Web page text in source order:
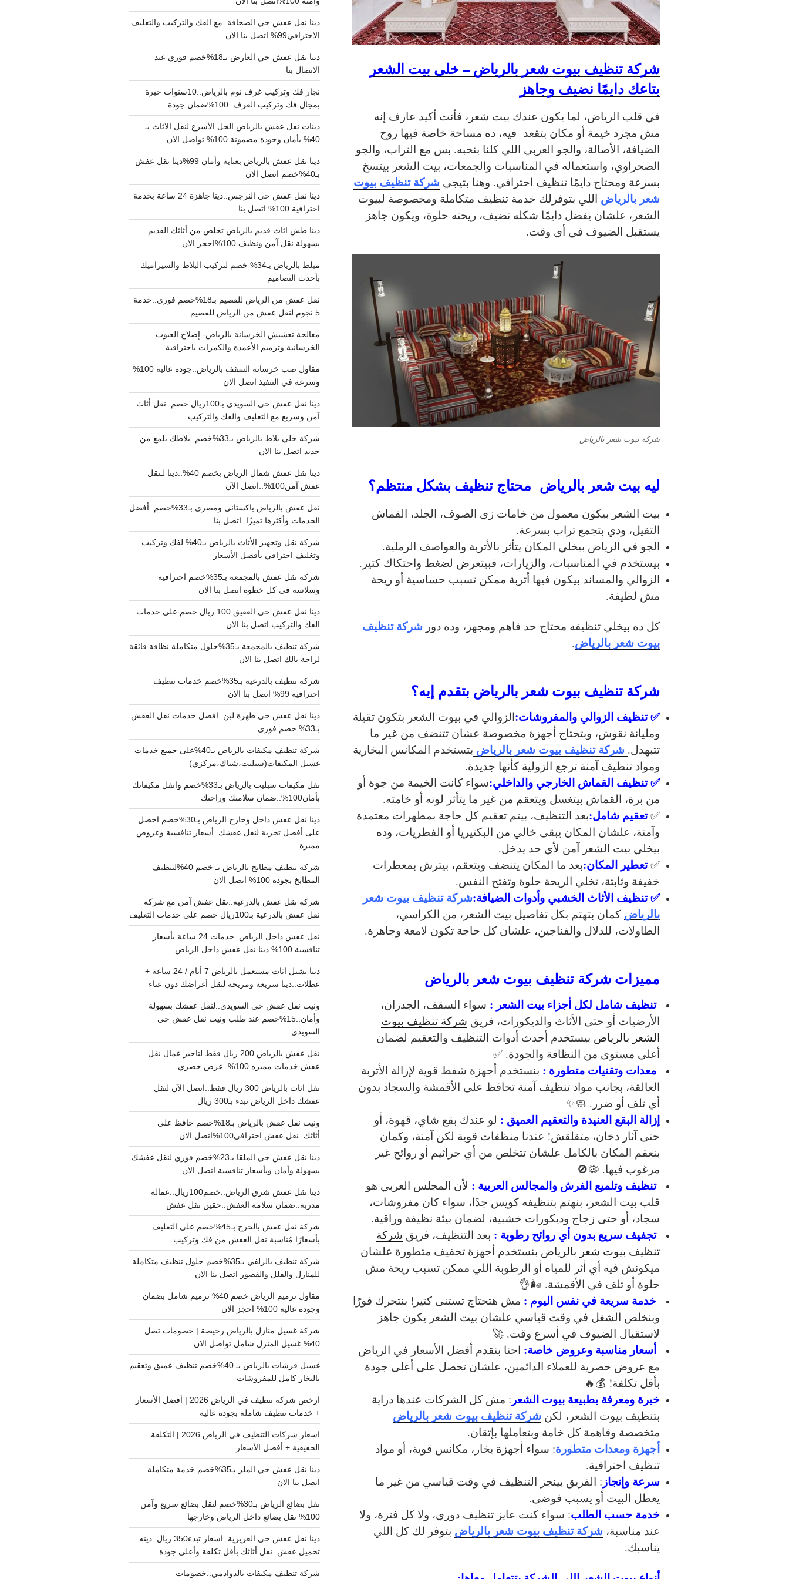
شركة تنظيف بيوت شعر بالرياض – خلى بيت الشعر
بتاعك دايمًا نضيف وجاهز
في قلب الرياض، لما يكون عندك بيت شعر، فأنت أكيد عارف إنه
مش مجرد خيمة أو مكان بتقعد فيه، ده مساحة خاصة فيها روح
الضيافة، الأصالة، والجو العربي اللي كلنا بنحبه. بس مع التراب، والجو
الصحراوي، واستعماله في المناسبات والجمعات، بيت الشعر بيتسخ
بسرعة ومحتاج دايمًا تنظيف احترافي. وهنا بتيجي شركة تنظيف بيوت
شعر بالرياض اللي بتوفرلك خدمة تنظيف متكاملة ومخصوصة لبيوت
الشعر، علشان يفضل دايمًا شكله نضيف، ريحته حلوة، ويكون جاهز
يستقبل الضيوف في أي وقت.
شركة بيوت شعر بالرياض
ليه بيت شعر بالرياض محتاج تنظيف بشكل منتظم؟
بيت الشعر بيكون معمول من خامات زي الصوف، الجلد، القماش
التقيل، ودي بتجمع تراب بسرعة.
الجو في الرياض بيخلي المكان يتأثر بالأتربة والعواصف الرملية.
بيستخدم في المناسبات، والزيارات، فبيتعرض لضغط واحتكاك كتير.
الزوالي والمساند بيكون فيها أتربة ممكن تسبب حساسية أو ريحة
مش لطيفة.
كل ده بيخلي تنظيفه محتاج حد فاهم ومجهز، وده دور شركة تنظيف
بيوت شعر بالرياض.
شركة تنظيف بيوت شعر بالرياض بتقدم إيه؟
✅ تنظيف الزوالي والمفروشات:الزوالي في بيوت الشعر بتكون تقيلة
ومليانة نقوش، وبتحتاج أجهزة مخصوصة عشان تتنضف من غير ما
تتبهدل. شركة تنظيف بيوت شعر بالرياض بتستخدم المكانس البخارية
ومواد تنظيف آمنة ترجع الزولية كأنها جديدة.
✅ تنظيف القماش الخارجي والداخلي:سواء كانت الخيمة من جوة أو
من برة، القماش بيتغسل ويتعقم من غير ما يتأثر لونه أو خامته.
✅تعقيم شامل:بعد التنظيف، بيتم تعقيم كل حاجة بمطهرات معتمدة
وآمنة، علشان المكان يبقى خالي من البكتيريا أو الفطريات، وده
بيخلي بيت الشعر آمن لأي حد يدخل.
✅تعطير المكان:بعد ما المكان يتنضف ويتعقم، بيترش بمعطرات
خفيفة وثابتة، تخلي الريحة حلوة وتفتح النفس.
✅ تنظيف الأثاث الخشبي وأدوات الضيافة:شركة تنظيف بيوت شعر
بالرياض كمان بتهتم بكل تفاصيل بيت الشعر، من الكراسي،
الطاولات، للدلال والفناجين، علشان كل حاجة تكون لامعة وجاهزة.
مميزات شركة تنظيف بيوت شعر بالرياض
تنظيف شامل لكل أجزاء بيت الشعر : سواء السقف، الجدران،
الأرضيات أو حتى الأثاث والديكورات، فريق شركة تنظيف بيوت
الشعر بالرياض بيستخدم أحدث أدوات التنظيف والتعقيم لضمان
أعلى مستوى من النظافة والجودة. ✅
معدات وتقنيات متطورة : بنستخدم أجهزة شفط قوية لإزالة الأتربة
العالقة، بجانب مواد تنظيف آمنة تحافظ على الأقمشة والسجاد بدون
أي تلف أو ضرر. 🧼✨
إزالة البقع العنيدة والتعقيم العميق : لو عندك بقع شاي، قهوة، أو
حتى آثار دخان، متقلقش! عندنا منظفات قوية لكن آمنة، وكمان
بنعقم المكان بالكامل علشان تتخلص من أي جراثيم أو روائح غير
مرغوب فيها. 🦠🚫
تنظيف وتلميع الفرش والمجالس العربية : لأن المجلس العربي هو
قلب بيت الشعر، بنهتم بتنظيفه كويس جدًا، سواء كان مفروشات،
سجاد، أو حتى زجاج وديكورات خشبية، لضمان بيئة نظيفة وراقية.
تجفيف سريع بدون أي روائح رطوبة : بعد التنظيف، فريق شركة
تنظيف بيوت شعر بالرياض بنستخدم أجهزة تجفيف متطورة علشان
ميكونش فيه أي أثر للمياه أو الرطوبة اللي ممكن تسبب ريحة مش
حلوة أو تلف في الأقمشة. 🌬️👌
خدمة سريعة في نفس اليوم : مش هتحتاج تستنى كتير! بنتحرك فورًا
وبنخلص الشغل في وقت قياسي علشان بيت الشعر يكون جاهز
لاستقبال الضيوف في أسرع وقت. 🚀
أسعار مناسبة وعروض خاصة: احنا بنقدم أفضل الأسعار في الرياض
مع عروض حصرية للعملاء الدائمين، علشان تحصل على أعلى جودة
بأقل تكلفة! 💰🔥
خبرة ومعرفة بطبيعة بيوت الشعر : مش كل الشركات عندها دراية
بتنظيف بيوت الشعر، لكن شركة تنظيف بيوت شعر بالرياض
متخصصة وفاهمة كل خامة وبتعاملها بإتقان.
أجهزة ومعدات متطورة: سواء أجهزة بخار، مكانس قوية، أو مواد
تنظيف احترافية.
سرعة وإنجاز : الفريق بينجز التنظيف في وقت قياسي من غير ما
يعطل البيت أو يسبب فوضى.
خدمة حسب الطلب: سواء كنت عايز تنظيف دوري، ولا كل فترة، ولا
عند مناسبة، شركة تنظيف بيوت شعر بالرياض بتوفر لك كل اللي
يناسبك.
دينا نقل عفش حي الصحافة..مع الفك والتركيب والتغليف
الاحترافي99% اتصل بنا الان
دينا نقل عفش حي العارض بـ18%خصم فوري عند
الاتصال بنا
نجار فك وتركيب غرف نوم بالرياض..10سنوات خبرة
بمجال فك وتركيب الغرف..100%ضمان جودة
دينات نقل عفش بالرياض الحل الأسرع لنقل الاثاث بـ
40% بأمان وجودة مضمونة 100% تواصل الان
دينا نقل عفش بالرياض بعناية وأمان 99%دينا نقل عفش
بـ40%خصم اتصل الان
دينا نقل عفش حي النرجس..دينا جاهزة 24 ساعة بخدمة
احترافية 100% اتصل بنا
دينا طش اثاث قديم بالرياض تخلص من أثاثك القديم
بسهولة نقل آمن ونظيف 100%احجز الان
مبلط بالرياض بـ34% خصم لتركيب البلاط والسيراميك
بأحدث التصاميم
نقل عفش من الرياض للقصيم بـ18%خصم فوري..خدمة
5 نجوم لنقل عفش من الرياض للقصيم
معالجة تعشيش الخرسانة بالرياض- إصلاح العيوب
الخرسانية وترميم الأعمدة والكمرات باحترافية
مقاول صب خرسانة السقف بالرياض..جودة عالية 100%
وسرعة في التنفيذ اتصل الان
دينا نقل عفش حي السويدي بـ100ريال خصم..نقل أثاث
آمن وسريع مع التغليف والفك والتركيب
شركة جلي بلاط بالرياض بـ33%خصم..بلاطك يلمع من
جديد اتصل بنا الان
دينا نقل عفش شمال الرياض بخصم 40%..دينا لـنقل
عفش آمن100%..اتصل الآن
نقل عفش بالرياض باكستاني ومصري بـ33%خصم..أفضل
الخدمات وأكثرها تميزًا..اتصل بنا
شركة نقل وتجهيز الأثاث بالرياض بـ40% لفك وتركيب
وتغليف احترافي بأفضل الأسعار
شركة نقل عفش بالمجمعة بـ35%خصم احترافية
وسلاسة في كل خطوة اتصل بنا الان
دينا نقل عفش حي العقيق 100 ريال خصم على خدمات
الفك والتركيب اتصل بنا الان
شركة تنظيف بالمجمعة بـ35%حلول متكاملة نظافة فائقة
لراحة بالك اتصل بنا الان
شركة تنظيف بالدرعيه بـ35%خصم خدمات تنظيف
احترافية 99% اتصل بنا الان
دينا نقل عفش حي ظهرة لبن..افضل خدمات نقل العفش
بـ33% خصم فوري
شركة تنظيف مكيفات بالرياض بـ40%على جميع خدمات
غسيل المكيفات(سبليت،شباك،مركزي)
نقل مكيفات سبليت بالرياض بـ33%خصم وانقل مكيفاتك
بأمان100%..ضمان سلامتك وراحتك
دينا نقل عفش داخل وخارج الرياض بـ30%خصم احصل
على أفضل تجربة لنقل عفشك..أسعار تنافسية وعروض
مميزة
شركة تنظيف مطابخ بالرياض بـ خصم 40%لتنظيف
المطابخ بجودة 100% اتصل الان
شركة نقل عفش بالدرعية..نقل عفش آمن مع شركة
نقل عفش بالدرعية بـ100ريال خصم على خدمات التغليف
نقل عفش داخل الرياض..خدمات 24 ساعة بأسعار
تنافسية 100% دينا نقل عفش داخل الرياض
دينا تشيل اثاث مستعمل بالرياض 7 أيام / 24 ساعة +
عطلات..دينا سريعة ومريحة لنقل أغراضك دون عناء
ونيت نقل عفش حي السويدي..لنقل عفشك بسهولة
وأمان..15%خصم عند طلب ونيت نقل عفش حي
السويدي
نقل عفش بالرياض 200 ريال فقط لتاجير عمال نقل
عفش خدمات مميزه 100%..عرض حصري
نقل اثاث بالرياض 300 ريال فقط..اتصل الآن لنقل
عفشك داخل الرياض تبدء بـ300 ريال
ونيت نقل عفش بالرياض بـ18%خصم حافظ على
أثاثك..نقل عفش احترافي100%اتصل الان
دينا نقل عفش حي الملقا بـ23%خصم فوري لنقل عفشك
بسهولة وأمان وبأسعار تنافسية اتصل الان
دينا نقل عفش شرق الرياض..خصم100ريال..عمالة
مدربة..ضمان سلامة العفش..حقين نقل عفش
شركة نقل عفش بالخرج بـ45%خصم على التغليف
بأسعارًا مُناسبة نقل العفش من فك وتركيب
شركة تنظيف بالزلفي بـ35%خصم حلول تنظيف متكاملة
للمنازل والفلل والقصور اتصل بنا الان
مقاول ترميم الرياض خصم 40% ترميم شامل بضمان
وجودة عالية 100% احجز الان
شركة غسيل منازل بالرياض رخيصة | خصومات تصل
40% غسيل المنزل شامل تواصل الان
غسيل فرشات بالرياض بـ 40%خصم تنظيف عميق وتعقيم
بالبخار كامل للمفروشات
ارخص شركة تنظيف في الرياض 2026 | أفضل الأسعار
+ خدمات تنظيف شاملة بجودة عالية
اسعار شركات التنظيف في الرياض 2026 | التكلفة
الحقيقية + أفضل الأسعار
دينا نقل عفش حي الملز بـ35%خصم خدمة متكاملة
اتصل بنا الان
نقل بضائع الرياض بـ30%خصم لنقل بضائع سريع وآمن
100% نقل بضائع داخل الرياض وخارجها
دينا نقل عفش حي العزيزية..اسعار تبدء350 ريال..دينه
تحميل عفش..نقل أثاثك بأقل تكلفة وأعلى جودة
شركة تنظيف مكيفات بالدوادمي..خصومات